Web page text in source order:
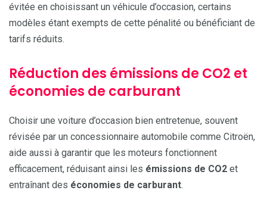
évitée en choisissant un véhicule d’occasion, certains
modèles étant exempts de cette pénalité ou bénéficiant de
tarifs réduits.
Réduction des émissions de CO2 et
économies de carburant
Choisir une voiture d’occasion bien entretenue, souvent
révisée par un concessionnaire automobile comme Citroën,
aide aussi à garantir que les moteurs fonctionnent
efficacement, réduisant ainsi les émissions de CO2 et
entraînant des économies de carburant.